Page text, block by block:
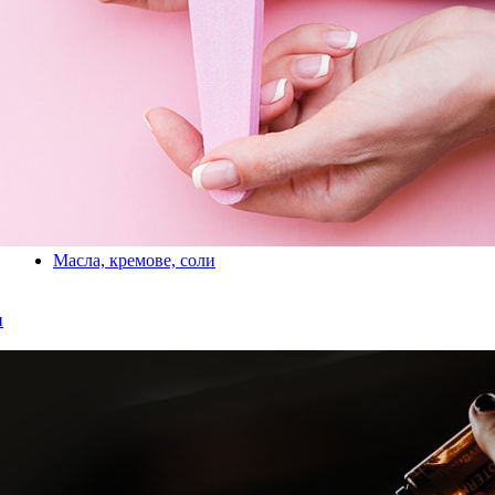
Масла, кремове, соли